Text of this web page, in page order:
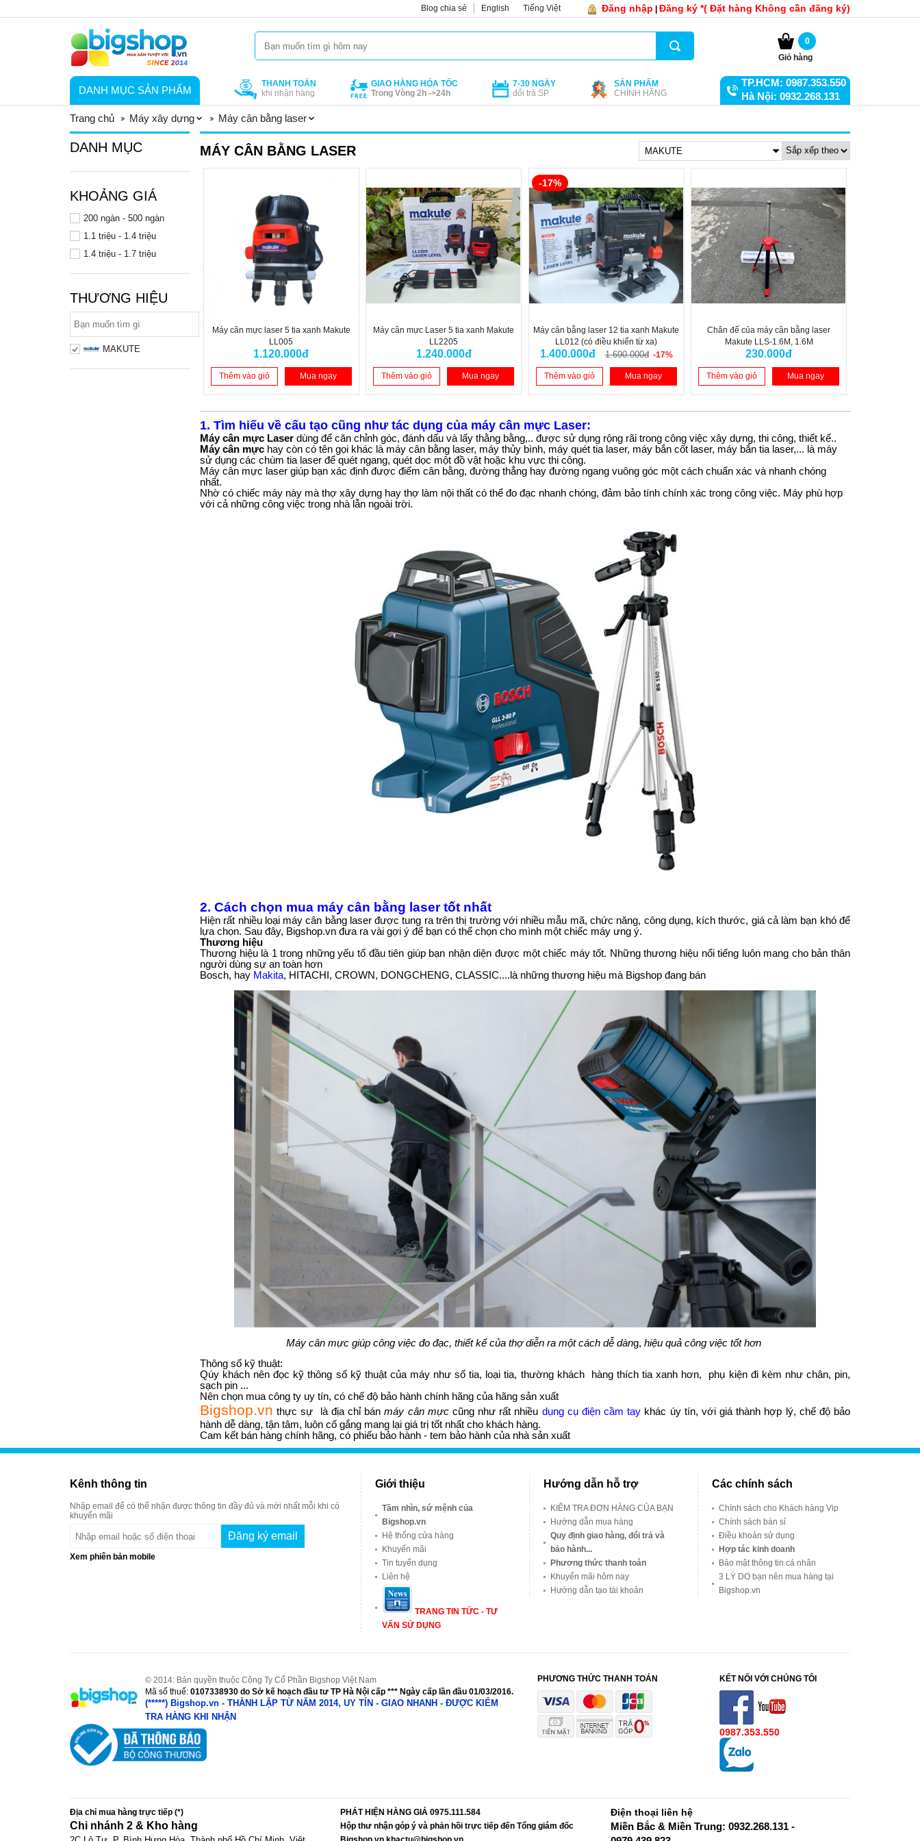
Đăng nhập Đăng ký *( Đặt hàng Không cần đăng ký)
Blog chia sẻ English Tiếng Việt
0
Giỏ hàng
DANH MỤC SẢN PHẨM
THANH TOÁN
khi nhận hàng
GIAO HÀNG HỎA TỐC
Trong Vòng 2h ->24h
7-30 NGÀY
đổi trả SP
SẢN PHẨM
CHÍNH HÃNG
TP.HCM: 0987.353.550
Hà Nội: 0932.268.131
Trang chủ
Máy xây dựng Máy cân bằng laser
DANH MỤC
KHOẢNG GIÁ
200 ngàn - 500 ngàn
1.1 triệu - 1.4 triệu
1.4 triệu - 1.7 triệu
THƯƠNG HIỆU
MAKUTE
MÁY CÂN BẰNG LASER MAKUTE
Máy cân mực laser 5 tia xanh Makute
LL005
1.120.000đ
Thêm vào giỏ Mua ngay
Máy cân mực Laser 5 tia xanh Makute
LL2205
1.240.000đ
Thêm vào giỏ Mua ngay
Máy cân bằng laser 12 tia xanh Makute
LL012 (có điều khiển từ xa)
1.400.000đ 1.690.000đ -17%
-17%
Thêm vào giỏ Mua ngay
Chân đế của máy cân bằng laser
Makute LLS-1.6M, 1.6M
230.000đ
Thêm vào giỏ Mua ngay
1. Tìm hiếu về cấu tạo cũng như tác dụng của máy cân mực Laser:
Máy cân mực Laser dùng để căn chỉnh góc, đánh dấu và lấy thằng bằng,.. được sử dụng rộng rãi trong công việc xây dựng, thi công, thiết kế..
Máy cân mực hay còn có tên gọi khác là máy cân bằng laser, máy thủy bình, máy quét tia laser, máy bắn cốt laser, máy bắn tia laser,... là máy
sử dụng các chùm tia laser để quét ngang, quét dọc một đồ vật hoặc khu vực thi công.
Máy cân mực laser giúp bạn xác định được điểm cân bằng, đường thẳng hay đường ngang vuông góc một cách chuẩn xác và nhanh chóng
nhất.
Nhờ có chiếc máy này mà thợ xây dựng hay thợ làm nội thất có thể đo đạc nhanh chóng, đảm bảo tính chính xác trong công việc. Máy phù hợp
với cả những công việc trong nhà lẫn ngoài trời.
2. Cách chọn mua máy cân bằng laser tốt nhất
Hiện rất nhiều loại máy cân bằng laser được tung ra trên thị trường với nhiều mẫu mã, chức năng, công dụng, kích thước, giá cả làm bạn khó để
lựa chọn. Sau đây, Bigshop.vn đưa ra vài gợi ý để bạn có thể chọn cho mình một chiếc máy ưng ý.
Thương hiệu
Thương hiệu là 1 trong những yếu tố đầu tiên giúp bạn nhận diện được một chiếc máy tốt. Những thương hiệu nổi tiếng luôn mang cho bản thân
người dùng sự an toàn hơn
Bosch, hay Makita, HITACHI, CROWN, DONGCHENG, CLASSIC....là những thương hiệu mà Bigshop đang bán
Máy cân mực giúp công việc đo đạc, thiết kế của thợ diễn ra một cách dễ dàng, hiệu quả công việc tốt hơn
Thông số kỹ thuật:
Qúy khách nên đọc kỹ thông số kỹ thuật của máy như số tia, loại tia, thường khách hàng thích tia xanh hơn, phụ kiện đi kèm như chân, pin,
sạch pin ...
Nên chọn mua công ty uy tín, có chế độ bảo hành chính hãng của hãng sản xuất
Bigshop.vn thực sự là địa chỉ bánmáy cân mựccũng như rất nhiều dụng cụ điện cầm tay khác úy tín, với giá thành hợp lý, chế độ bảo
hành dễ dàng, tận tâm, luôn cố gắng mang lại giá trị tốt nhất cho khách hàng.
Cam kết bán hàng chính hãng, có phiếu bảo hành - tem bảo hành của nhà sản xuất
Kênh thông tin
Nhập email để có thể nhận được thông tin đầy đủ và mới nhất mỗi khi có
khuyến mãi
Xem phiên bản mobile
Giới thiệu
Tầm nhìn, sứ mệnh của
Bigshop.vn
Hệ thống cửa hàng
Khuyến mãi
Tin tuyển dụng
Liên hệ
TRANG TIN TỨC - TƯ
VẤN SỬ DỤNG
Hướng dẫn hỗ trợ
KIỂM TRA ĐƠN HÀNG CỦA BẠN
Hướng dẫn mua hàng
Quy định giao hàng, đổi trả và
bảo hành...
Phương thức thanh toán
Khuyến mãi hôm nay
Hướng dẫn tạo tài khoản
Các chính sách
Chính sách cho Khách hàng Vip
Chính sách bán sỉ
Điều khoản sử dụng
Hợp tác kinh doanh
Bảo mật thông tin cá nhân
3 LÝ DO bạn nên mua hàng tại
Bigshop.vn
© 2014: Bản quyền thuộc Công Ty Cổ Phần Bigshop Việt Nam
Mã số thuế: 0107338930 do Sở kế hoạch đầu tư TP Hà Nội cấp *** Ngày cấp lần đầu 01/03/2016.
(*****) Bigshop.vn - THÀNH LẬP TỪ NĂM 2014, UY TÍN - GIAO NHANH - ĐƯỢC KIỂM
TRA HÀNG KHI NHẬN
KẾT NỐI VỚI CHÚNG TÔI
0987.353.550
PHƯƠNG THỨC THANH TOÁN
Địa chỉ mua hàng trực tiếp (*)
Chi nhánh 2 & Kho hàng
PHÁT HIỆN HÀNG GIẢ 0975.111.584
Hộp thư nhận góp ý và phản hồi trực tiếp đến Tổng giám đốc
Điện thoại liên hệ
Miền Bắc & Miền Trung: 0932.268.131 -